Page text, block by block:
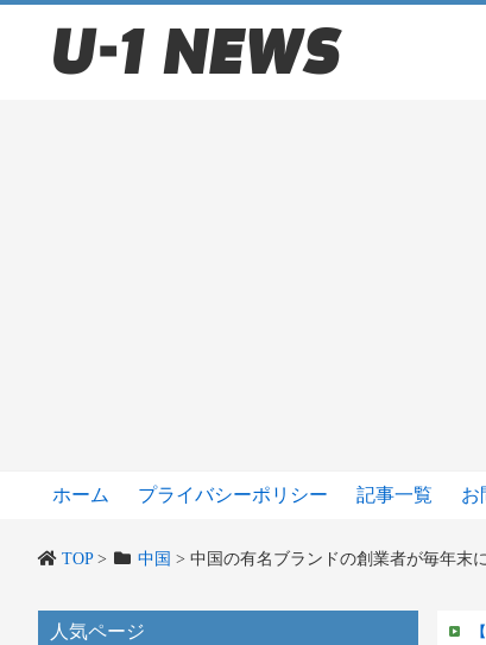
ホーム プライバシーポリシー 記事一覧 お
TOP> 中国 > 中国の有名ブランドの創業者が毎年
人気ページ